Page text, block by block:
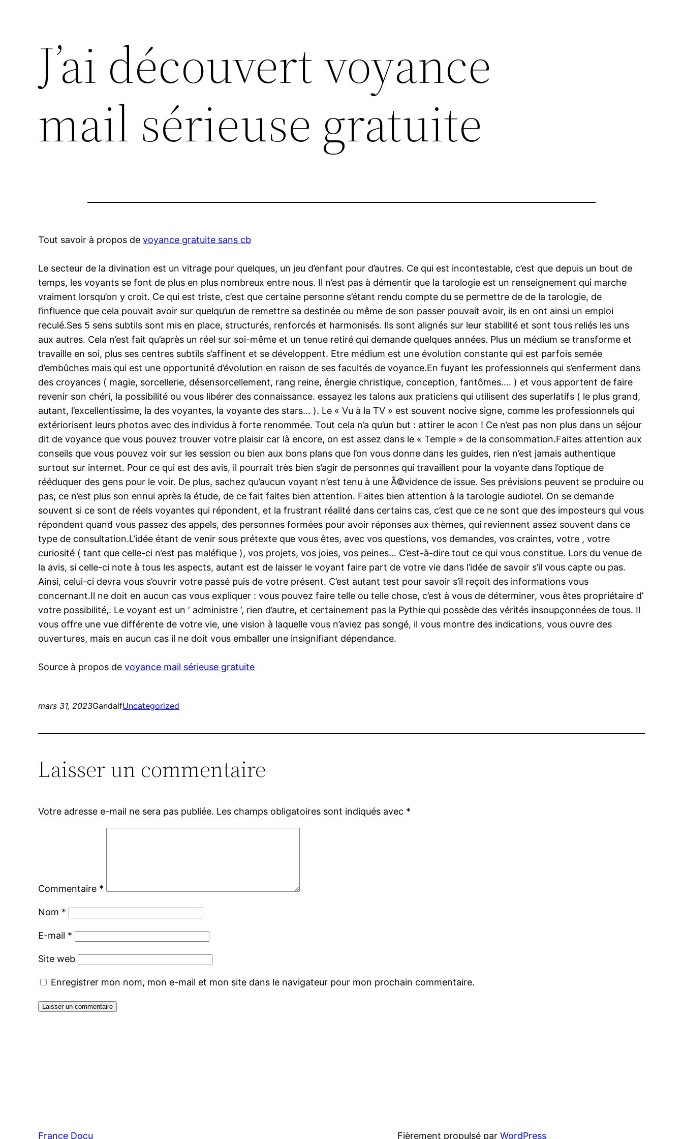
J’ai découvert voyance
mail sérieuse gratuite
Tout savoir à propos devoyance gratuite sans cb
Le secteur de la divination est un vitrage pour quelques, un jeu d’enfant pour d’autres. Ce qui est incontestable, c’est que depuis un bout de
temps, les voyants se font de plus en plus nombreux entre nous. Il n’est pas à démentir que la tarologie est un renseignement qui marche
vraiment lorsqu’on y croit. Ce qui est triste, c’est que certaine personne s’étant rendu compte du se permettre de de la tarologie, de
l’influence que cela pouvait avoir sur quelqu’un de remettre sa destinée ou même de son passer pouvait avoir, ils en ont ainsi un emploi
reculé.Ses 5 sens subtils sont mis en place, structurés, renforcés et harmonisés. Ils sont alignés sur leur stabilité et sont tous reliés les uns
aux autres. Cela n’est fait qu’après un réel sur soi-même et un tenue retiré qui demande quelques années. Plus un médium se transforme et
travaille en soi, plus ses centres subtils s’affinent et se développent. Etre médium est une évolution constante qui est parfois semée
d’embûches mais qui est une opportunité d’évolution en raison de ses facultés de voyance.En fuyant les professionnels qui s’enferment dans
des croyances ( magie, sorcellerie, désensorcellement, rang reine, énergie christique, conception, fantômes…. ) et vous apportent de faire
revenir son chéri, la possibilité ou vous libérer des connaissance. essayez les talons aux praticiens qui utilisent des superlatifs ( le plus grand,
autant, l’excellentissime, la des voyantes, la voyante des stars… ). Le « Vu à la TV » est souvent nocive signe, comme les professionnels qui
extériorisent leurs photos avec des individus à forte renommée. Tout cela n’a qu’un but : attirer le acon ! Ce n’est pas non plus dans un séjour
dit de voyance que vous pouvez trouver votre plaisir car là encore, on est assez dans le « Temple » de la consommation.Faites attention aux
conseils que vous pouvez voir sur les session ou bien aux bons plans que l’on vous donne dans les guides, rien n’est jamais authentique
surtout sur internet. Pour ce qui est des avis, il pourrait très bien s’agir de personnes qui travaillent pour la voyante dans l’optique de
rééduquer des gens pour le voir. De plus, sachez qu’aucun voyant n’est tenu à une Ã©vidence de issue. Ses prévisions peuvent se produire ou
pas, ce n’est plus son ennui après la étude, de ce fait faites bien attention. Faites bien attention à la tarologie audiotel. On se demande
souvent si ce sont de réels voyantes qui répondent, et la frustrant réalité dans certains cas, c’est que ce ne sont que des imposteurs qui vous
répondent quand vous passez des appels, des personnes formées pour avoir réponses aux thèmes, qui reviennent assez souvent dans ce
type de consultation.L’idée étant de venir sous prétexte que vous êtes, avec vos questions, vos demandes, vos craintes, votre , votre
curiosité ( tant que celle-ci n’est pas maléfique ), vos projets, vos joies, vos peines… C’est-à-dire tout ce qui vous constitue. Lors du venue de
la avis, si celle-ci note à tous les aspects, autant est de laisser le voyant faire part de votre vie dans l’idée de savoir s’il vous capte ou pas.
Ainsi, celui-ci devra vous s’ouvrir votre passé puis de votre présent. C’est autant test pour savoir s’il reçoit des informations vous
concernant.Il ne doit en aucun cas vous expliquer : vous pouvez faire telle ou telle chose, c’est à vous de déterminer, vous êtes propriétaire d’
votre possibilité,. Le voyant est un ‘ administre ‘, rien d’autre, et certainement pas la Pythie qui possède des vérités insoupçonnées de tous. Il
vous offre une vue différente de votre vie, une vision à laquelle vous n’aviez pas songé, il vous montre des indications, vous ouvre des
ouvertures, mais en aucun cas il ne doit vous emballer une insignifiant dépendance.
Source à propos devoyance mail sérieuse gratuite
mars 31, 2023GandalfUncategorized
Laisser un commentaire
Votre adresse e-mail ne sera pas publiée. Les champs obligatoires sont indiqués avec *
Commentaire *
Nom *
E-mail *
Site web
Enregistrer mon nom, mon e-mail et mon site dans le navigateur pour mon prochain commentaire.
France Docu Fièrement propulsé parWordPress